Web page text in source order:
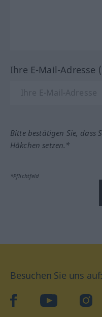
Ihre E-Mail-Adresse
Bitte bestätigen Sie, dass
Häkchen setzen.*
*Pflichtfeld
Besuchen Sie uns auf:
facebookYouTube